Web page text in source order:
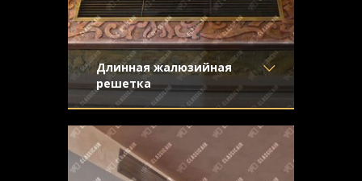
Длинная жалюзийная
решетка
Материал- Латунь
Отделка- Старение с
эффектом затёртости
Узор
-
Конструкция- Жалюзи
из латуни со средним старением и
эффектом затертости